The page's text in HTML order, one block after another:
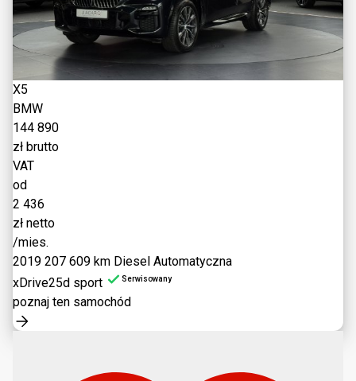
X5
BMW
144 890
zł brutto
VAT
od
2 436
zł netto
/mies.
2019 207 609 km Diesel Automatyczna
xDrive25d sport
Serwisowany
poznaj ten samochód